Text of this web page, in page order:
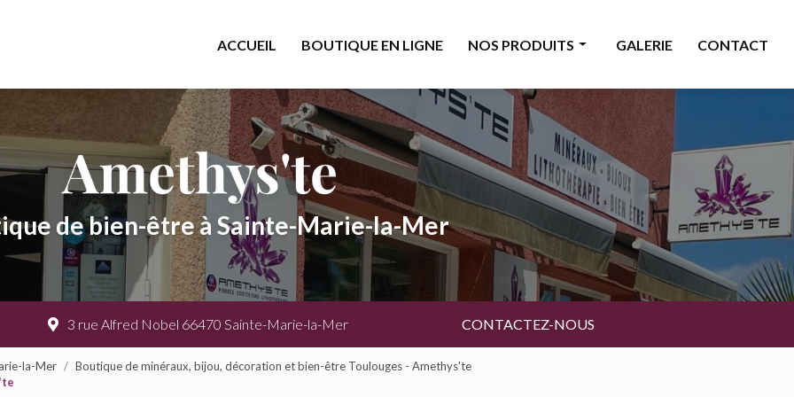
ACCUEIL BOUTIQUE EN LIGNE NOS PRODUITS
Minéraux
Bijoux
Décoration & accessoires
Bougies & senteurs
Ésotérisme
Livres & cartes
Beauté
GALERIE CONTACT
de bien-être à Sainte-Marie-la-Mer
3 rue Alfred Nobel 66470 Sainte-Marie-la-Mer CONTACTEZ-NOUS
la-Mer
Boutique de minéraux, bijou, décoration et bien-être Toulouges - Amethys'te